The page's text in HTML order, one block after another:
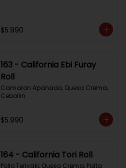
$5.990
163 - California Ebi Furay
Roll
Camaron Apanado, Queso Crema,
Cebollin
$5.990
164 - California Tori Roll
Pollo Teriyaki, Queso Crema, Palta